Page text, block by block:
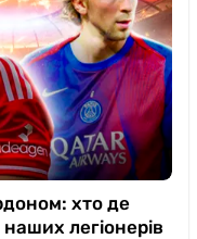
хто де
легіонерів